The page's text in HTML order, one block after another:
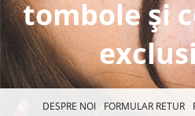
tombole și
DESPRE NOI FORMULAR RETUR